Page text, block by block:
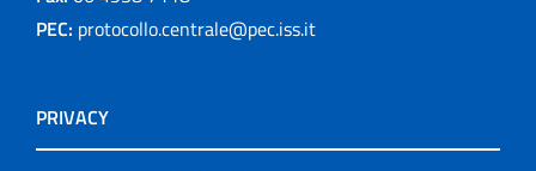
PEC: protocollo.centrale@pec.iss.it
PRIVACY